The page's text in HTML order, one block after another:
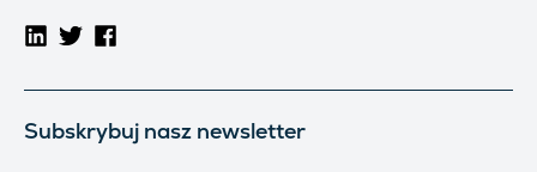
Subskrybuj nasz newsletter